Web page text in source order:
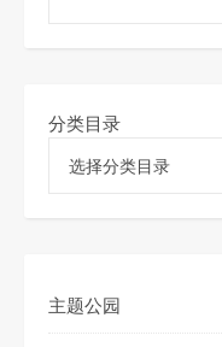
分类目录
主题公园